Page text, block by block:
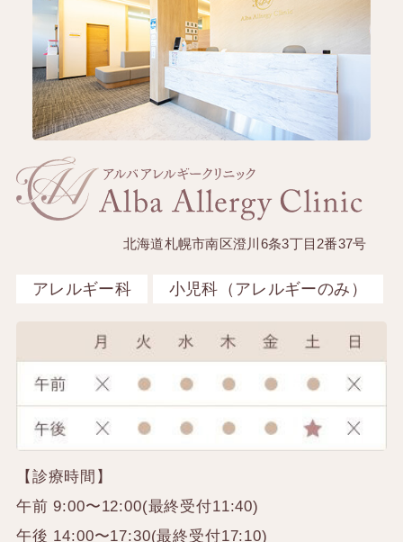
北海道札幌市南区澄川6条3丁目2番37号
アレルギー科 小児科（アレルギーのみ）
【診療時間】
午前 9:00〜12:00(最終受付11:40)
午後 14:00〜17:30(最終受付17:10)